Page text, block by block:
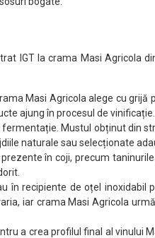
IGT la crama Masi
Masi Agricola alege cu
ajung în procesul de vinificație.
Mustul obținut din
naturale sau selecționate
în coji, precum
în recipiente de oțel
iar crama Masi Agricola
a crea profilul final al vinului